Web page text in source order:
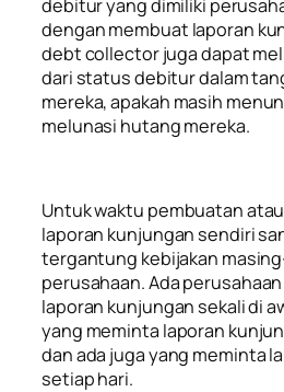
debitur yang dimiliki
dengan membuat laporan
debt collector juga dapat
dari status debitur dalam
mereka, apakah masih
melunasi hutang mereka.
Untuk waktu pembuatan
laporan kunjungan sendiri
tergantung kebijakan
perusahaan. Ada
laporan kunjungan sekali di
yang meminta laporan
dan ada juga yang meminta
setiap hari.